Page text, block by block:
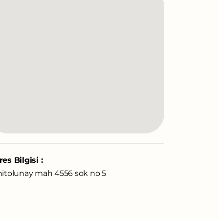
Bilgisi :
mah 4556 sok no 5